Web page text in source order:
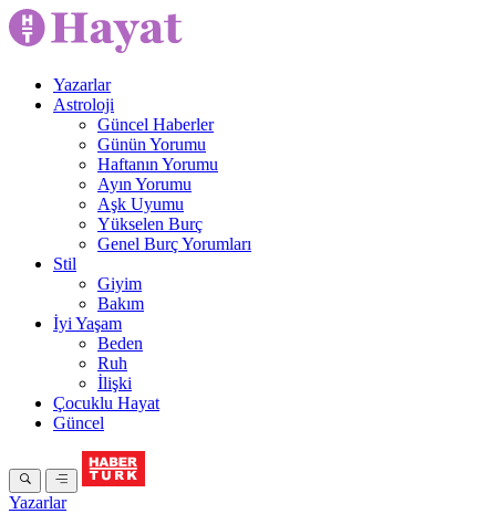
Yazarlar
Astroloji
Güncel Haberler
Günün Yorumu
Haftanın Yorumu
Ayın Yorumu
Aşk Uyumu
Yükselen Burç
Genel Burç Yorumları
Stil
Giyim
Bakım
İyi Yaşam
Beden
Ruh
İlişki
Çocuklu Hayat
Güncel
Yazarlar